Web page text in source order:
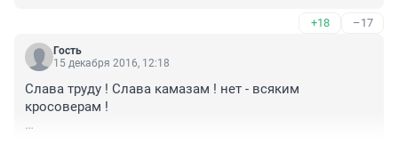
+18 –17
Гость
15 декабря 2016, 12:18
Слава труду ! Слава камазам ! нет - всяким
кросоверам !